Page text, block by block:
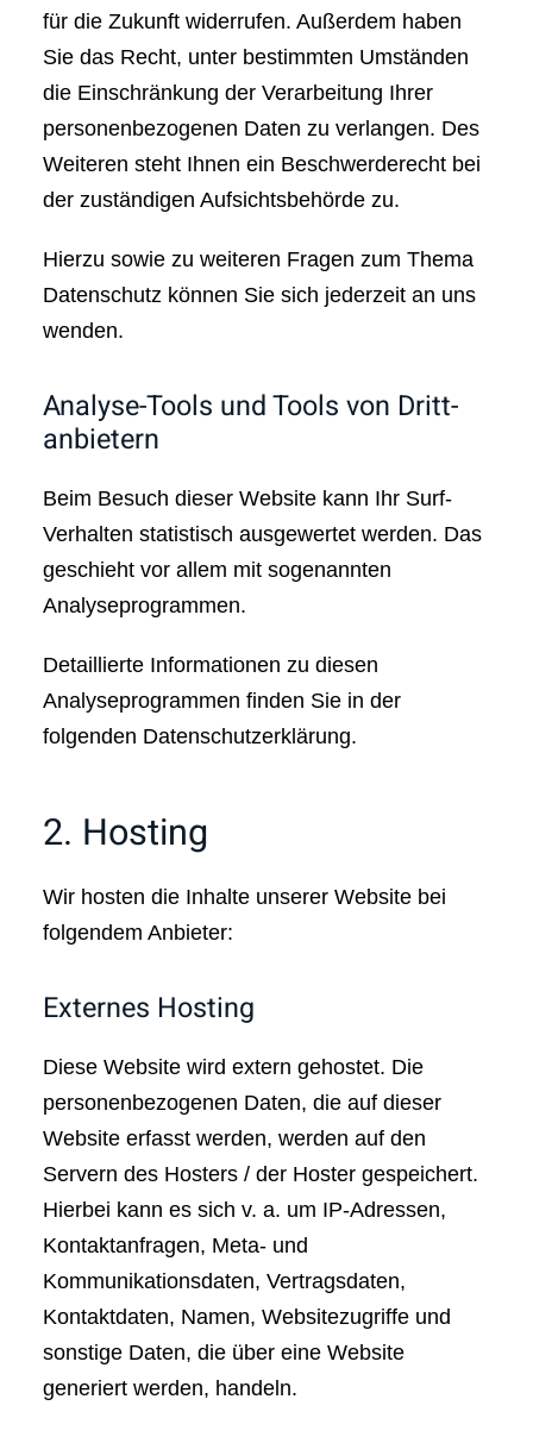
für die Zukunft widerrufen. Außerdem haben
Sie das Recht, unter bestimmten Umständen
die Einschränkung der Verarbeitung Ihrer
personenbezogenen Daten zu verlangen. Des
Weiteren steht Ihnen ein Beschwerderecht bei
der zuständigen Aufsichtsbehörde zu.
Hierzu sowie zu weiteren Fragen zum Thema
Datenschutz können Sie sich jederzeit an uns
wenden.
Analyse-Tools und Tools von Dritt­
anbietern
Beim Besuch dieser Website kann Ihr Surf-
Verhalten statistisch ausgewertet werden. Das
geschieht vor allem mit sogenannten
Analyseprogrammen.
Detaillierte Informationen zu diesen
Analyseprogrammen finden Sie in der
folgenden Datenschutzerklärung.
2. Hosting
Wir hosten die Inhalte unserer Website bei
folgendem Anbieter:
Externes Hosting
Diese Website wird extern gehostet. Die
personenbezogenen Daten, die auf dieser
Website erfasst werden, werden auf den
Servern des Hosters / der Hoster gespeichert.
Hierbei kann es sich v. a. um IP-Adressen,
Kontaktanfragen, Meta- und
Kommunikationsdaten, Vertragsdaten,
Kontaktdaten, Namen, Websitezugriffe und
sonstige Daten, die über eine Website
generiert werden, handeln.